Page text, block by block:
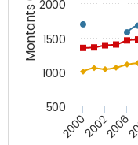
Montants (€)
200020022006
500
1000
1500
2000